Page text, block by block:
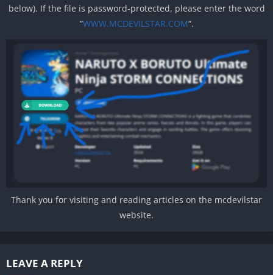
below). If the file is password-protected, please enter the word
“WWW.MCDEVILSTAR.COM“.
Thank you for visiting and reading articles on the mcdevilstar
website.
LEAVE A REPLY